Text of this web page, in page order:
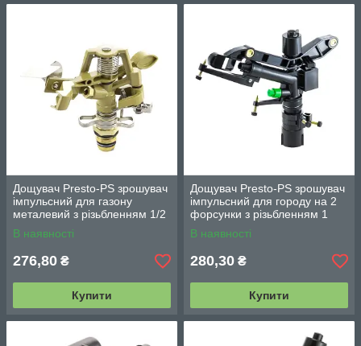
Дощувач Presto-PS зрошувач
імпульсний для газону
металевий з різьбленням 1/2
дюйма (8104)
В наявності
276,80 ₴
Купити
Дощувач Presto-PS зрошувач
імпульсний для городу на 2
форсунки з різьбленням 1
дюйм (6015)
В наявності
280,30 ₴
Купити